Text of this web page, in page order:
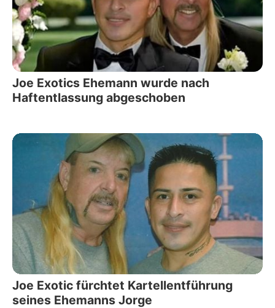
Joe Exotics Ehemann wurde nach
Haftentlassung abgeschoben
Joe Exotic fürchtet Kartellentführung
seines Ehemanns Jorge